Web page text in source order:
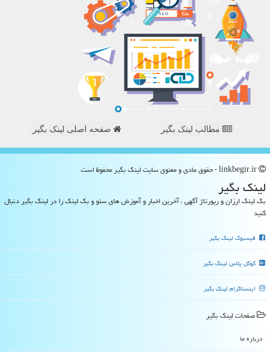
مطالب لینک بگیر صفحه اصلی لینک بگیر
لینك بگیر
بک لینک ارزان و رپورتاژ آگهی ، آخرین اخبار و آموزش های سئو و بک لینک را در لینک بگیر دنبال
کنید
فیسبوک لینک بگیر
گوگل پلاس لینک بگیر
اینستاگرام لینک بگیر
صفحات لینك بگیر
درباره ما